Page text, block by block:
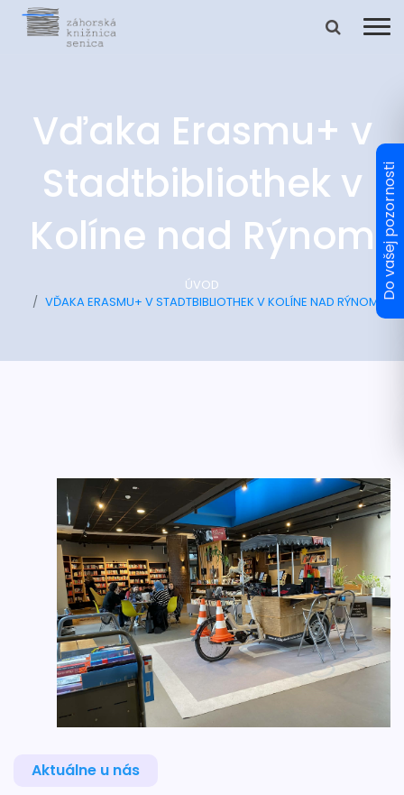
Vďaka Erasmu+ v
Stadtbibliothek v
Kolíne nad Rýnom
ÚVOD
VĎAKA ERASMU+ V STADTBIBLIOTHEK V KOLÍNE NAD RÝNOM
Aktuálne u nás